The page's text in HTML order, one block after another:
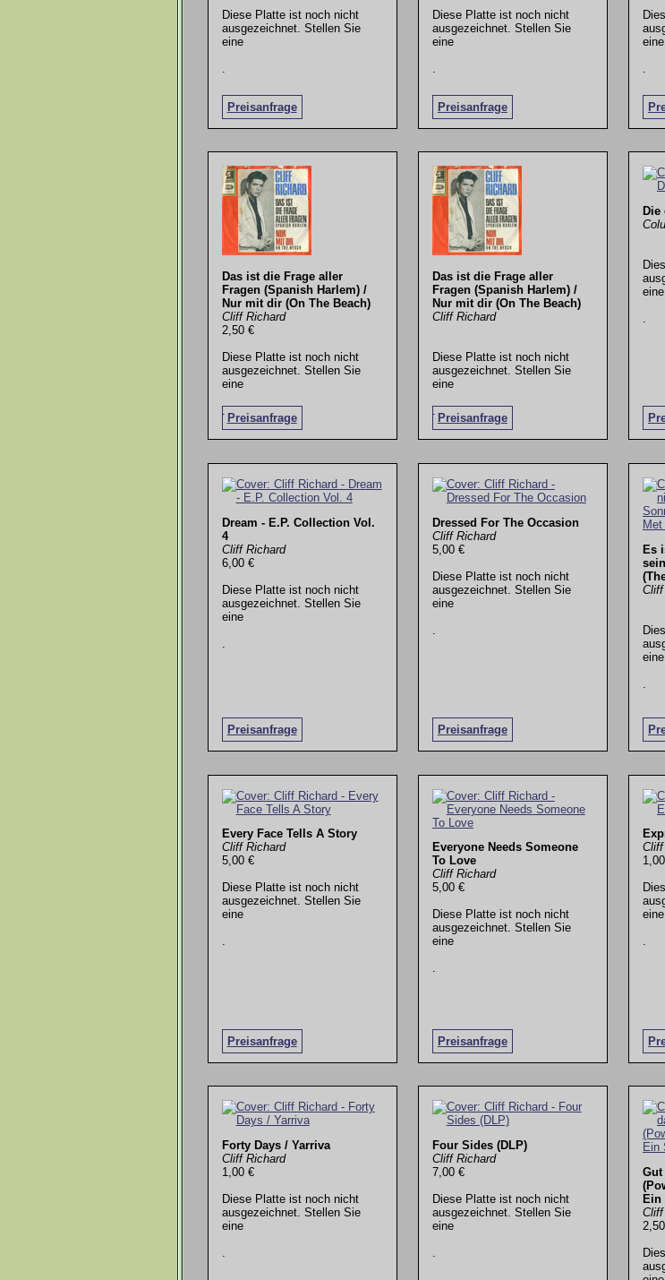
Diese Platte ist noch nicht
ausgezeichnet. Stellen Sie
eine
Preisanfrage
Diese Platte ist noch nicht
ausgezeichnet. Stellen Sie
eine
Preisanfrage
eine
Das ist die Frage aller
Fragen (Spanish Harlem) /
Nur mit dir (On The Beach)
Cliff Richard
2,50 €
Diese Platte ist noch nicht
ausgezeichnet. Stellen Sie
eine
Preisanfrage
.
Das ist die Frage aller
Fragen (Spanish Harlem) /
Nur mit dir (On The Beach)
Cliff Richard
Diese Platte ist noch nicht
ausgezeichnet. Stellen Sie
eine
Preisanfrage
.
Die
eine
.
Dream - E.P. Collection Vol.
4
Cliff Richard
6,00 €
Diese Platte ist noch nicht
ausgezeichnet. Stellen Sie
eine
Preisanfrage
Dressed For The Occasion
Cliff Richard
5,00 €
Diese Platte ist noch nicht
ausgezeichnet. Stellen Sie
eine
Preisanfrage
Es
eine
Every Face Tells A Story
Cliff Richard
5,00 €
Diese Platte ist noch nicht
ausgezeichnet. Stellen Sie
eine
Preisanfrage
.
Everyone Needs Someone
To Love
Cliff Richard
5,00 €
Diese Platte ist noch nicht
ausgezeichnet. Stellen Sie
eine
Preisanfrage
.
eine
.
Forty Days / Yarriva
Cliff Richard
1,00 €
Diese Platte ist noch nicht
ausgezeichnet. Stellen Sie
eine
Four Sides (DLP)
Cliff Richard
7,00 €
Diese Platte ist noch nicht
ausgezeichnet. Stellen Sie
eine
Gut
Ein